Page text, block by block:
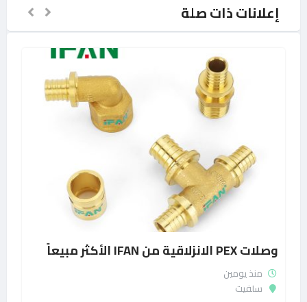
إعلانات ذات صلة
وصلات PEX الانزلاقية من IFAN الأكثر مبيعاً
منذ يومين
سلفيت